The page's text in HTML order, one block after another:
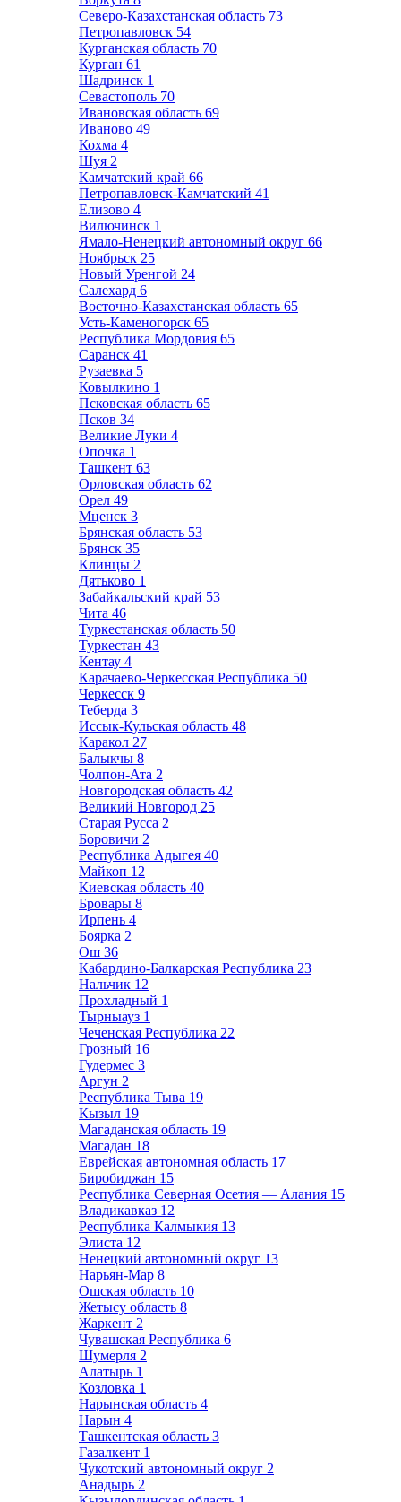
Северо-Казахстанская область 73
Петропавловск 54
Курганская область 70
Курган 61
Шадринск 1
Севастополь 70
Ивановская область 69
Иваново 49
Кохма 4
Шуя 2
Камчатский край 66
Петропавловск-Камчатский 41
Елизово 4
Вилючинск 1
Ямало-Ненецкий автономный округ 66
Ноябрьск 25
Новый Уренгой 24
Салехард 6
Восточно-Казахстанская область 65
Усть-Каменогорск 65
Республика Мордовия 65
Саранск 41
Рузаевка 5
Ковылкино 1
Псковская область 65
Псков 34
Великие Луки 4
Опочка 1
Ташкент 63
Орловская область 62
Орел 49
Мценск 3
Брянская область 53
Брянск 35
Клинцы 2
Дятьково 1
Забайкальский край 53
Чита 46
Туркестанская область 50
Туркестан 43
Кентау 4
Карачаево-Черкесская Республика 50
Черкесск 9
Теберда 3
Иссык-Кульская область 48
Каракол 27
Балыкчы 8
Чолпон-Ата 2
Новгородская область 42
Великий Новгород 25
Старая Русса 2
Боровичи 2
Республика Адыгея 40
Майкоп 12
Киевская область 40
Бровары 8
Ирпень 4
Боярка 2
Ош 36
Кабардино-Балкарская Республика 23
Нальчик 12
Прохладный 1
Тырныауз 1
Чеченская Республика 22
Грозный 16
Гудермес 3
Аргун 2
Республика Тыва 19
Кызыл 19
Магаданская область 19
Магадан 18
Еврейская автономная область 17
Биробиджан 15
Республика Северная Осетия — Алания 15
Владикавказ 12
Республика Калмыкия 13
Элиста 12
Ненецкий автономный округ 13
Нарьян-Мар 8
Ошская область 10
Жетысу область 8
Жаркент 2
Чувашская Республика 6
Шумерля 2
Алатырь 1
Козловка 1
Нарынская область 4
Нарын 4
Ташкентская область 3
Газалкент 1
Чукотский автономный округ 2
Анадырь 2